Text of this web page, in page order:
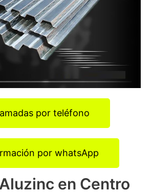
por teléfono
por whatsApp
en Centro